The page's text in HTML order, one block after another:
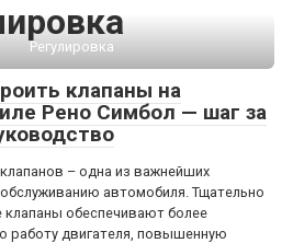
Регулировка
клапаны на
Рено Симбол — шаг за
– одна из важнейших
автомобиля. Тщательно
клапаны обеспечивают более
работу двигателя, повышенную